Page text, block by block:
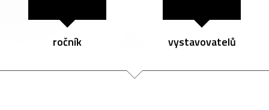
ročník vystavovatelů